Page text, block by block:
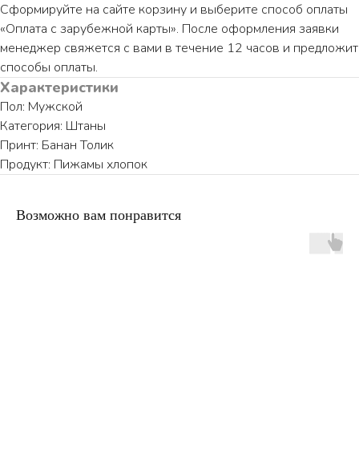
Сформируйте на сайте корзину и выберите способ оплаты
«Оплата с зарубежной карты». После оформления заявки
менеджер свяжется с вами в течение 12 часов и предложит
способы оплаты.
Характеристики
Пол: Мужской
Категория: Штаны
Принт: Банан Толик
Продукт: Пижамы хлопок
Возможно вам понравится